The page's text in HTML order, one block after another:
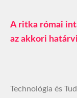
A ritka római
az akkori
Technológia és